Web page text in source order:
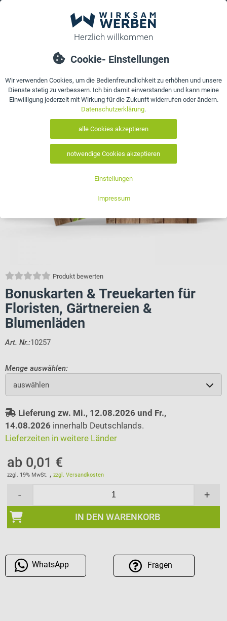
Produkt bewerten
Bonuskarten & Treuekarten für
Floristen, Gärtnereien &
Blumenläden
Art. Nr.:10257
Menge auswählen:
auswählen
Lieferung zw. Mi., 12.08.2026 und Fr.,
14.08.2026 innerhalb Deutschlands.
Lieferzeiten in weitere Länder
ab 0,01 €
zzgl. 19% MwSt. ,zzgl. Versandkosten
- +
IN DEN WARENKORB
WhatsApp Fragen
Details Bewertungen Kontakt